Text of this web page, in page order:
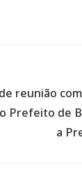
reunião
Prefeito de
a